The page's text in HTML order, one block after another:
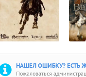
НАШЕЛ ОШИБКУ? ЕСТЬ
Пожаловаться